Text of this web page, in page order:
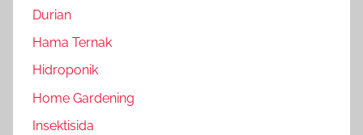
Durian
Hama Ternak
Hidroponik
Home Gardening
Insektisida